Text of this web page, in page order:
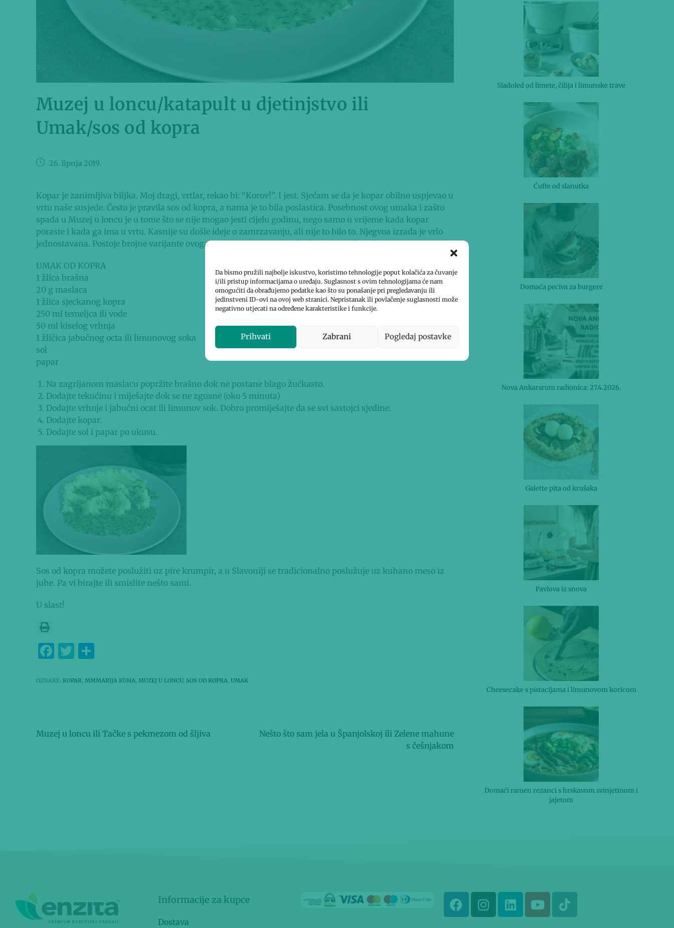
Da bismo pružili najbolje iskustvo, koristimo tehnologije poput kolačića za čuvanje
i/ili pristup informacijama o uređaju. Suglasnost s ovim tehnologijama će nam
omogućiti da obrađujemo podatke kao što su ponašanje pri pregledavanju ili
jedinstveni ID-ovi na ovoj web stranici. Nepristanak ili povlačenje suglasnosti može
negativno utjecati na određene karakteristike i funkcije.
Prihvati Zabrani Pogledaj postavke
Muzej u loncu/katapult u djetinjstvo ili
Umak/sos od kopra
26. lipnja 2019.
Kopar je zanimljiva biljka. Moj dragi, vrtlar, rekao bi: “Korov!”. I jest. Sjećam se da je kopar obilno uspjevao u
vrtu naše susjede. Često je pravila sos od kopra, a nama je to bila poslastica. Posebnost ovog umaka i zašto
spada u Muzej u loncu je u tome što se nije mogao jesti cijelu godinu, nego samo u vrijeme kada kopar
poraste i kada ga ima u vrtu. Kasnije su došle ideje o zamrzavanju, ali nije to bilo to. Njegvoa izrada je vrlo
jednostavana. Postoje brojne varijante ovoga recepta, a ja sam se u djetinjstvo vratila ovim putem:
UMAK OD KOPRA
1 žlica brašna
20 g maslaca
1 žlica sjeckanog kopra
250 ml temeljca ili vode
50 ml kiselog vrhnja
1 žličica jabučnog octa ili limunovog soka
sol
papar
Na zagrijanom maslacu popržite brašno dok ne postane blago žućkasto.
Dodajte tekućinu i miješajte dok se ne zgusne (oko 5 minuta)
Dodajte vrhnje i jabučni ocat ili limunov sok. Dobro promiješajte da se svi sastojci sjedine.
Dodajte kopar.
Dodajte sol i papar po ukusu.
Sos od kopra možete poslužiti uz pire krumpir, a u Slavoniji se tradicionalno poslužuje uz kuhano meso iz
juhe. Pa vi birajte ili smislite nešto sami.
U slast!
F
c
o
T
it ar
OZNAKE: KOPAR, MMMARIJA KUHA, MUZEJ U LONCU, SOS OD KOPRA, UMAK
Muzej u loncu ili Tačke s pekmezom od šljiva
Nešto što sam jela u Španjolskoj ili Zelene mahune
s češnjakom
Sladoled od limete, čilija i limunske trave
Ćufte od slanutka
Domaća peciva za burgere
Nova Ankarsrum radionica: 27.4.2026.
Galette pita od krušaka
Pavlova iz snova
Cheesecake s pistacijama i limunovom koricom
Domaći ramen rezanci s hrskavom svinjetinom i
jajetom
Informacije za kupce
Dostava